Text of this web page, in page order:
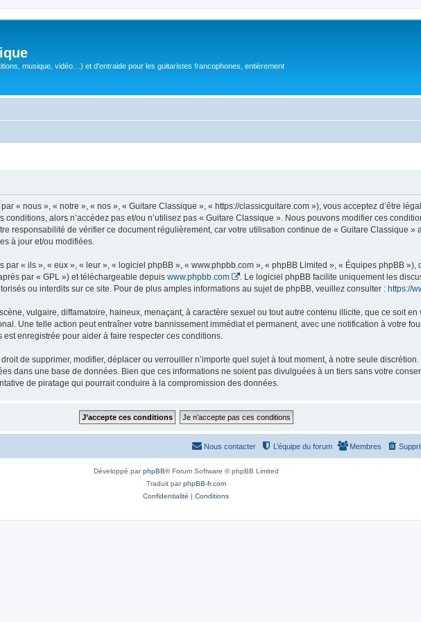
musique, vidéo…) et d'entraide pour les guitaristes francophones, entièrement
« nous », « notre », « nos », « Guitare Classique », « https://classicguitare.com »), vous acceptez d’être
conditions, alors n’accédez pas et/ou n’utilisez pas « Guitare Classique ». Nous pouvons modifier ces
responsabilité de vérifier ce document régulièrement, car votre utilisation continue de « Guitare Classique »
à jour et/ou modifiées.
« ils », « eux », « leur », « logiciel phpBB », « www.phpbb.com », « phpBB Limited », « Équipes phpBB
par « GPL ») et téléchargeable depuis www.phpbb.com
. Le logiciel phpBB facilite uniquement les
ou interdits sur ce site. Pour de plus amples informations au sujet de phpBB, veuillez consulter : https://
vulgaire, diffamatoire, haineux, menaçant, à caractère sexuel ou tout autre contenu illicite, que ce soit
Une telle action peut entraîner votre bannissement immédiat et permanent, avec une notification à votre
enregistrée pour aider à faire respecter ces conditions.
de supprimer, modifier, déplacer ou verrouiller n’importe quel sujet à tout moment, à notre seule
dans une base de données. Bien que ces informations ne soient pas divulguées à un tiers sans votre
de piratage qui pourrait conduire à la compromission des données.
Membres
L’équipe du forum
Nous contacter
Développé parphpBB® Forum Software © phpBB Limited
Traduit parphpBB-fr.com
Confidentialité | Conditions